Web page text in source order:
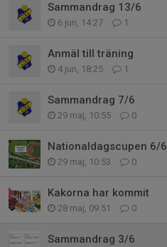
Sammandrag 13/6
6 jun, 14:27 1
Anmäl till träning
4 jun, 18:25 1
Sammandrag 7/6
29 maj, 10:55 0
Nationaldagscupen 6/6
29 maj, 10:53 0
Kakorna har kommit
28 maj, 09:51 0
Sammandrag 3/6